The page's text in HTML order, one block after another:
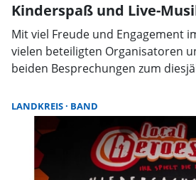
Kinderspaß und Live-
Mit viel Freude und Engagement
vielen beteiligten Organisatoren
beiden Besprechungen zum
Sonnabend, dem 9. Mai, um 14.30
LANDKREIS BAND